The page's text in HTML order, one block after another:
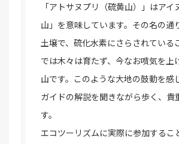
「アトサヌプリ（硫黄山）」はアイ
山」を意味しています。その名の通
土壌で、硫化水素にさらされている
では木々は育たず、今なお噴気を上
山です。このような大地の鼓動を感
ガイドの解説を聞きながら歩く、貴
す。
エコツーリズムに実際に参加するこ